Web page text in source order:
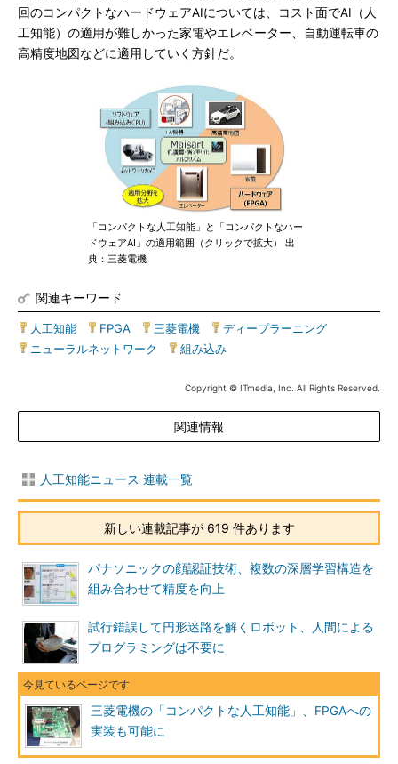
回のコンパクトなハードウェアAIについては、コスト面でAI（人
工知能）の適用が難しかった家電やエレベーター、自動運転車の
高精度地図などに適用していく方針だ。
「コンパクトな人工知能」と「コンパクトなハー
ドウェアAI」の適用範囲（クリックで拡大） 出
典：三菱電機
関連キーワード
人工知能 FPGA 三菱電機 ディープラーニング
ニューラルネットワーク
組み込み
Copyright © ITmedia, Inc. All Rights Reserved.
関連情報
人工知能ニュース 連載一覧
新しい連載記事が 619 件あります
パナソニックの顔認証技術、複数の深層学習構造を
組み合わせて精度を向上
試行錯誤して円形迷路を解くロボット、人間による
プログラミングは不要に
三菱電機の「コンパクトな人工知能」、FPGAへの
実装も可能に